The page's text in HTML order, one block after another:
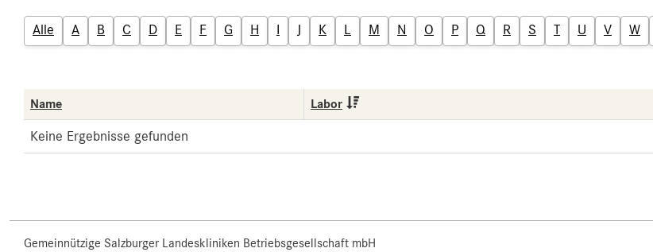
Alle A B C D E F G H I J K L M N O P Q R S T U V W
Name Labor
Keine Ergebnisse gefunden
Gemeinnützige Salzburger Landeskliniken Betriebsgesellschaft mbH